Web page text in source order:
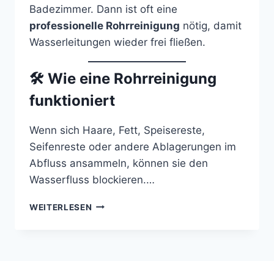
Badezimmer. Dann ist oft eine
professionelle Rohrreinigung nötig, damit
Wasserleitungen wieder frei fließen.
🛠 Wie eine Rohrreinigung
funktioniert
Wenn sich Haare, Fett, Speisereste,
Seifenreste oder andere Ablagerungen im
Abfluss ansammeln, können sie den
Wasserfluss blockieren.…
WEITERLESEN ROHRREINIGUNG